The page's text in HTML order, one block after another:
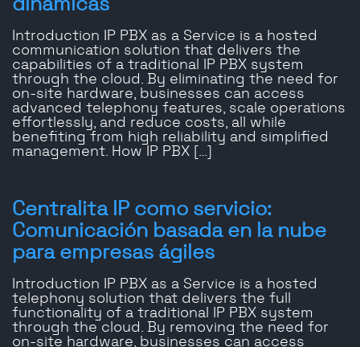
dinámicas
Introduction IP PBX as a Service is a hosted
communication solution that delivers the
capabilities of a traditional IP PBX system
through the cloud. By eliminating the need for
on-site hardware, businesses can access
advanced telephony features, scale operations
effortlessly, and reduce costs, all while
benefiting from high reliability and simplified
management. How IP PBX […]
Centralita IP como servicio:
Comunicación basada en la nube
para empresas ágiles
Introduction IP PBX as a Service is a hosted
telephony solution that delivers the full
functionality of a traditional IP PBX system
through the cloud. By removing the need for
on-site hardware, businesses can access